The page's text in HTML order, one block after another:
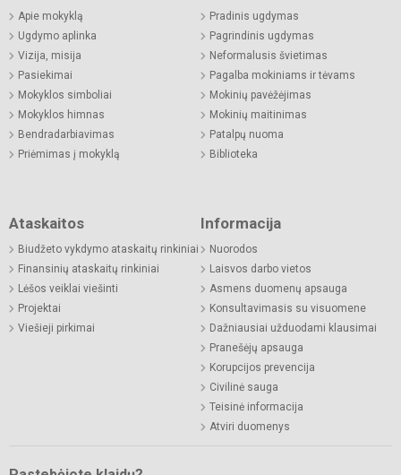
Apie mokyklą
Ugdymo aplinka
Vizija, misija
Pasiekimai
Mokyklos simboliai
Mokyklos himnas
Bendradarbiavimas
Priėmimas į mokyklą
Pradinis ugdymas
Pagrindinis ugdymas
Neformalusis švietimas
Pagalba mokiniams ir tėvams
Mokinių pavėžėjimas
Mokinių maitinimas
Patalpų nuoma
Biblioteka
Ataskaitos
Biudžeto vykdymo ataskaitų rinkiniai
Finansinių ataskaitų rinkiniai
Lėšos veiklai viešinti
Projektai
Viešieji pirkimai
Informacija
Nuorodos
Laisvos darbo vietos
Asmens duomenų apsauga
Konsultavimasis su visuomene
Dažniausiai užduodami klausimai
Pranešėjų apsauga
Korupcijos prevencija
Civilinė sauga
Teisinė informacija
Atviri duomenys